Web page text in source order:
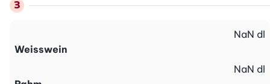
Weisswein
NaN dl
NaN dl